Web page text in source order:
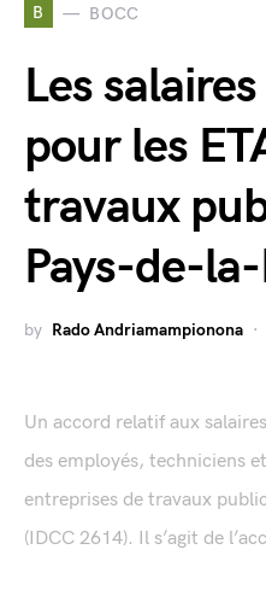
B BOCC
Les
pour les
travaux
Pays-de-
by Rado Andriamampionona
Un accord relatif aux
des employés, techniciens
entreprises de travaux
(IDCC 2614). Il s’agit de